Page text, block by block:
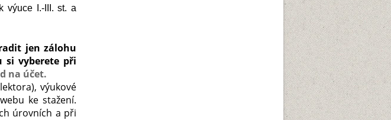
výuce I.-III. st. a
jen zálohu
si vyberete při
na účet.
výukové
ke stažení.
úrovních a při